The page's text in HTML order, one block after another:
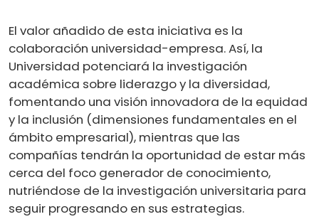
El valor añadido de esta iniciativa es la
colaboración universidad-empresa. Así, la
Universidad potenciará la investigación
académica sobre liderazgo y la diversidad,
fomentando una visión innovadora de la equidad
y la inclusión (dimensiones fundamentales en el
ámbito empresarial), mientras que las
compañías tendrán la oportunidad de estar más
cerca del foco generador de conocimiento,
nutriéndose de la investigación universitaria para
seguir progresando en sus estrategias.